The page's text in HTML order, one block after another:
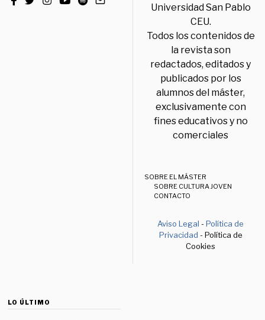
Universidad San Pablo
CEU.
Todos los contenidos de
la revista son
redactados, editados y
publicados por los
alumnos del máster,
exclusivamente con
fines educativos y no
comerciales
SOBRE EL MÁSTER
SOBRE CULTURA JOVEN
CONTACTO
Aviso Legal -Política de
Privacidad - Política de
Cookies
LO ÚLTIMO